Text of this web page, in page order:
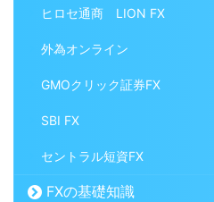
ヒロセ通商 LION FX
外為オンライン
GMOクリック証券FX
SBI FX
セントラル短資FX
FXの基礎知識